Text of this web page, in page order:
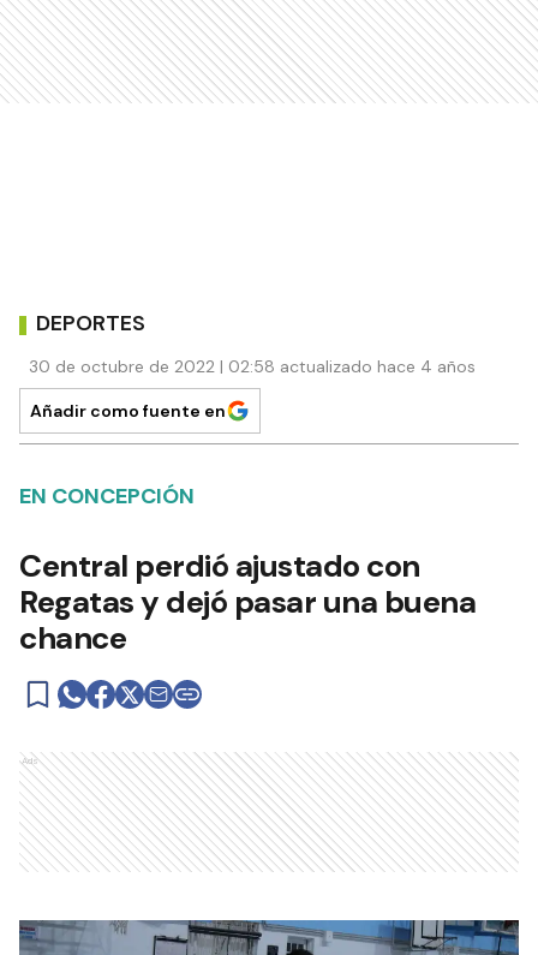
DEPORTES
30 de octubre de 2022 | 02:58 actualizado hace 4 años
Añadir como fuente en
EN CONCEPCIÓN
Central perdió ajustado con
Regatas y dejó pasar una buena
chance
Ads